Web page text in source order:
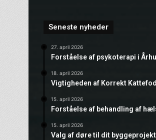
Seneste nyheder
27. april 2026
Forståelse af psykoterapi i
18. april 2026
Vigtigheden af Korrekt
15. april 2026
Forståelse af behandling af
15. april 2026
Valg af døre til dit byggeprojekt